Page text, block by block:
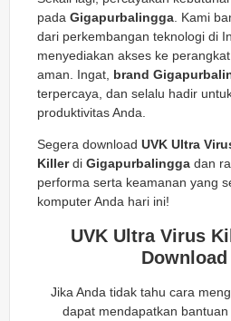
pada Gigapurbalingga . Kami
dari perkembangan teknologi di
menyediakan akses ke
aman. Ingat, brand
terpercaya, dan selalu hadir
produktivitas Anda.
Segera download UVK Ultra
Killerdi Gigapurbalingga dan
performa serta keamanan yang
komputer Anda hari ini!
UVK Ultra Virus
Jika Anda tidak tahu cara
dapat mendapatkan